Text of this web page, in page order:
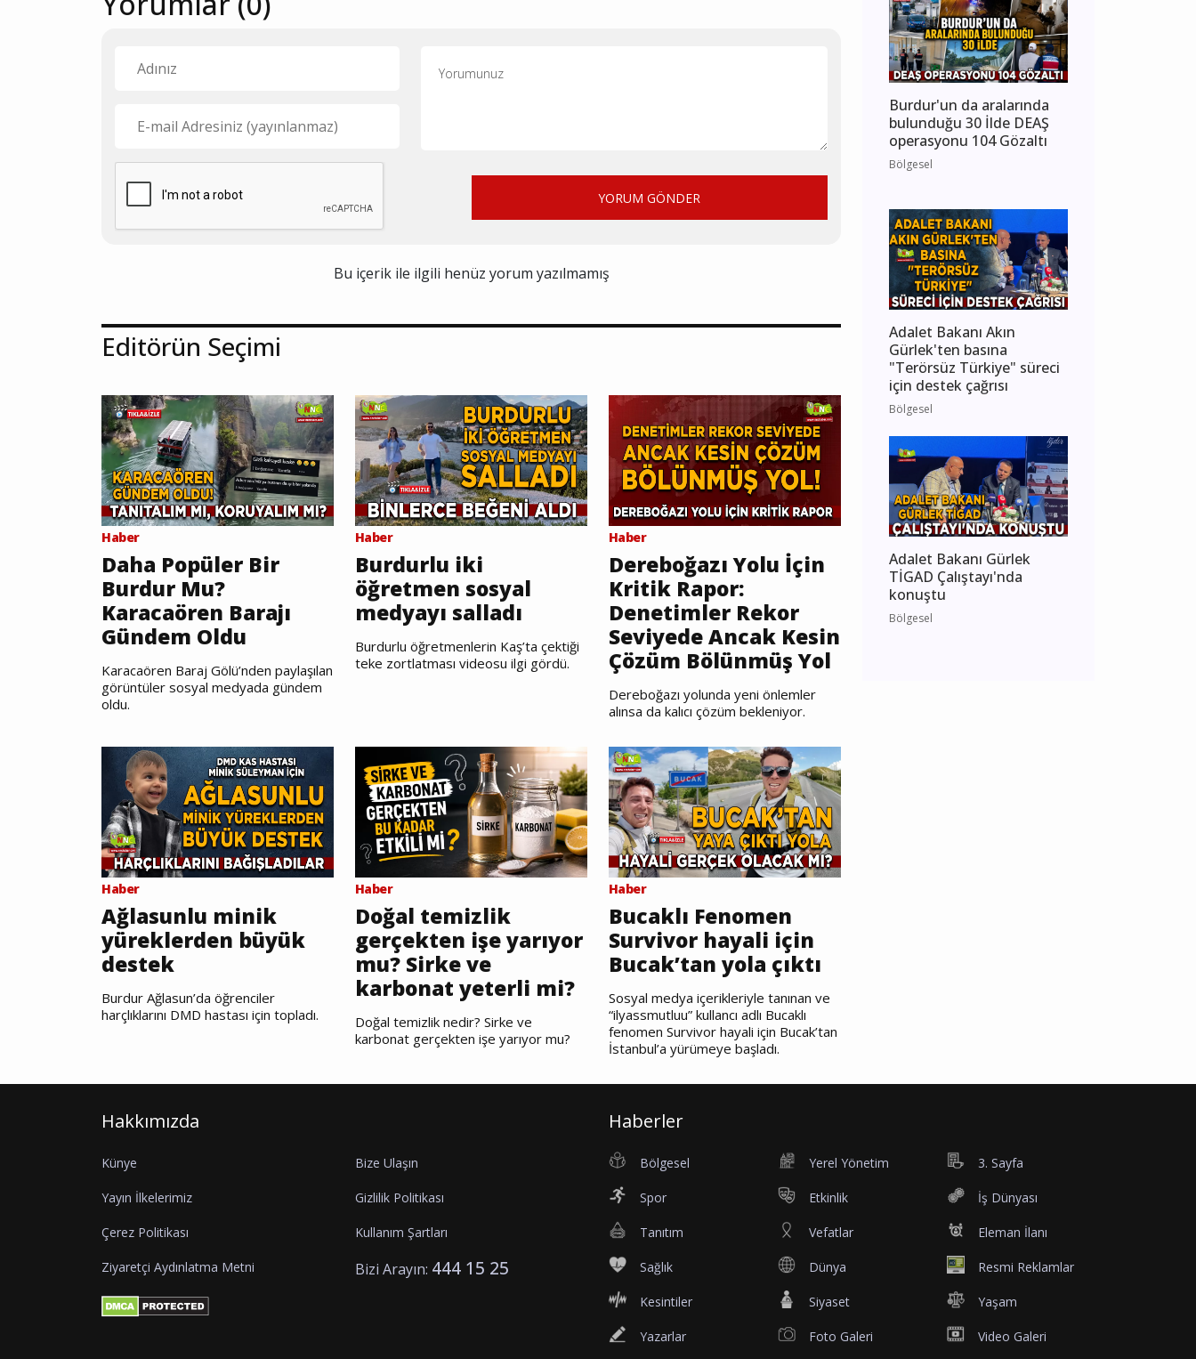
YORUM GÖNDER
Bu içerik ile ilgili henüz yorum yazılmamış
Editörün Seçimi
Haber
Daha Popüler Bir
Burdur Mu?
Karacaören Barajı
Gündem Oldu
Karacaören Baraj Gölü’nden paylaşılan
görüntüler sosyal medyada gündem
oldu.
Haber
Burdurlu iki
öğretmen sosyal
medyayı salladı
Burdurlu öğretmenlerin Kaş’ta çektiği
teke zortlatması videosu ilgi gördü.
Haber
Dereboğazı Yolu İçin
Kritik Rapor:
Denetimler Rekor
Seviyede Ancak Kesin
Çözüm Bölünmüş Yol
Dereboğazı yolunda yeni önlemler
alınsa da kalıcı çözüm bekleniyor.
Haber
Ağlasunlu minik
yüreklerden büyük
destek
Burdur Ağlasun’da öğrenciler
harçlıklarını DMD hastası için topladı.
Haber
Doğal temizlik
gerçekten işe yarıyor
mu? Sirke ve
karbonat yeterli mi?
Doğal temizlik nedir? Sirke ve
karbonat gerçekten işe yarıyor mu?
Haber
Bucaklı Fenomen
Survivor hayali için
Bucak’tan yola çıktı
Sosyal medya içerikleriyle tanınan ve
“ilyassmutluu” kullancı adlı Bucaklı
fenomen Survivor hayali için Bucak’tan
İstanbul’a yürümeye başladı.
Burdur'un da aralarında
bulunduğu 30 İlde DEAŞ
operasyonu 104 Gözaltı
Bölgesel
Adalet Bakanı Akın
Gürlek'ten basına
"Terörsüz Türkiye" süreci
için destek çağrısı
Bölgesel
Adalet Bakanı Gürlek
TİGAD Çalıştayı'nda
konuştu
Bölgesel
Hakkımızda
Künye Bize Ulaşın
Yayın İlkelerimiz Gizlilik Politikası
Çerez Politikası Kullanım Şartları
Ziyaretçi Aydınlatma Metni Bizi Arayın: 444 15 25
Haberler
Bölgesel Yerel Yönetim 3. Sayfa
Spor Etkinlik İş Dünyası
Tanıtım Vefatlar Eleman İlanı
Sağlık Dünya Resmi Reklamlar
Kesintiler Siyaset Yaşam
Yazarlar Foto Galeri Video Galeri